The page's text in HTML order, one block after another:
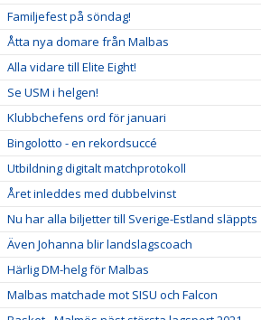
Familjefest på söndag!
Åtta nya domare från Malbas
Alla vidare till Elite Eight!
Se USM i helgen!
Klubbchefens ord för januari
Bingolotto - en rekordsuccé
Utbildning digitalt matchprotokoll
Året inleddes med dubbelvinst
Nu har alla biljetter till Sverige-Estland släppts
Även Johanna blir landslagscoach
Härlig DM-helg för Malbas
Malbas matchade mot SISU och Falcon